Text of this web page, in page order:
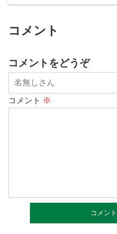
コメント
コメントをどうぞ
コメント ※